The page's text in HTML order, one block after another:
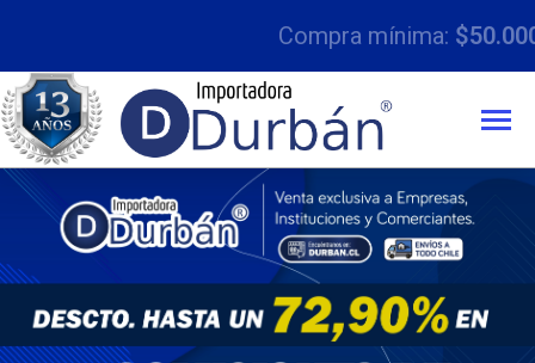
$50.000 con IVA